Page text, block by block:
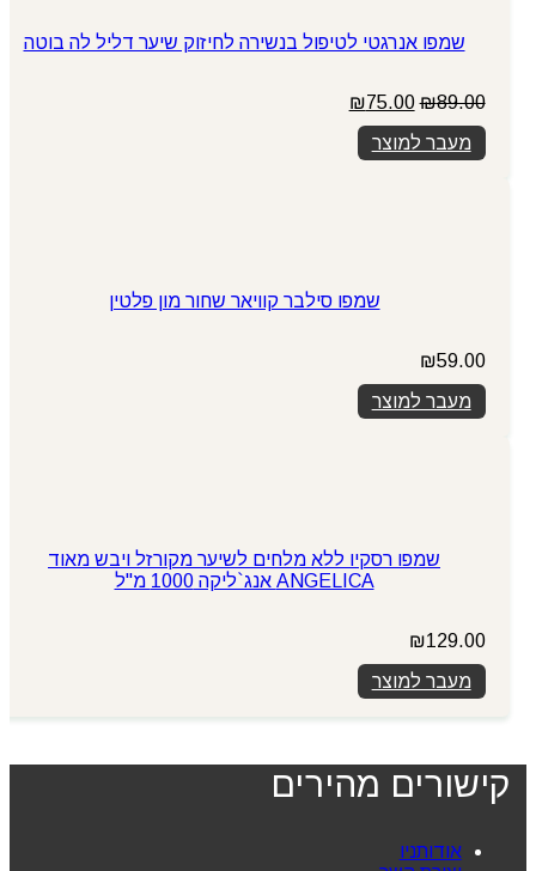
שמפו אנרגטי לטיפול בנשירה לחיזוק שיער דליל לה בוטה
₪89.00
המחיר
המקורי
היה:
₪89.00.
₪75.00
מעבר למוצר
שמפו סילבר קוויאר שחור מון פלטין
₪59.00
מעבר למוצר
שמפו רסקיו ללא מלחים לשיער מקורזל ויבש מאוד
ANGELICA אנג`ליקה 1000 מ"ל
₪129.00
מעבר למוצר
קישורים מהירים
אודותניו